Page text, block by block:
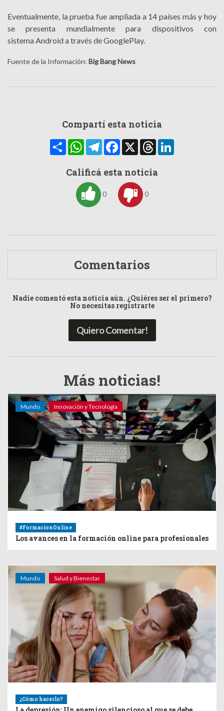
Eventualmente, la prueba fue ampliada a 14 países más y hoy
se presenta mundialmente para dispositivos con
sistema Android a través de GooglePlay.
Fuente de la Información: Big Bang News
Compartí esta noticia
CompartirWhatsAppTelegramFacebook
X Threads
Calificá esta noticia
0 0
Comentarios
Nadie comentó esta noticia aún. ¿Quiéres ser el primero?
No necesitas registrarte
Quiero Comentar!
Más noticias!
Mundo Innovación y Tecnología
#FormacionOnline
Los avances en la formación online para profesionales
Mundo Salud y Bienestar
¿Cómo hacerlo?